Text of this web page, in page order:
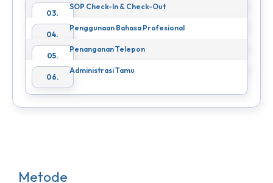
03.
SOP Check-In & Check-Out
04.
Penggunaan Bahasa Profesional
05.
Penanganan Telepon
06.
Administrasi Tamu
Metode